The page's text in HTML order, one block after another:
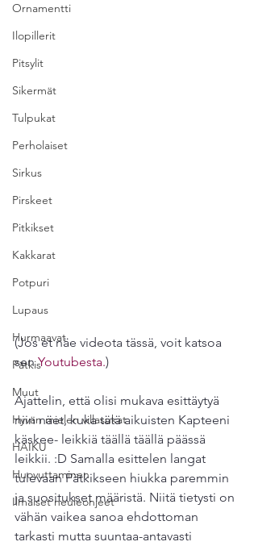
Ornamentti
Ilopillerit
Pitsylit
Sikermät
Tulpukat
Perholaiset
Sirkus
Pirskeet
Pitkikset
Kakkarat
Potpuri
Lupaus
Hurmaavat
Pätkis
Muut
Hyvän mielen villasukat
HAIKU
Huovuttaminen
Ilmaiset neuleohjeet
(Jos et näe videota tässä, voit katsoa
sen Youtubesta.)
Ajattelin, että olisi mukava esittäytyä
niin näet, kuka tätä aikuisten Kapteeni
käskee- leikkiä täällä täällä päässä
leikkii. :D Samalla esittelen langat
tulevaan Pätkikseen hiukka paremmin
ja suositukset määristä. Niitä tietysti on
vähän vaikea sanoa ehdottoman
tarkasti mutta suuntaa-antavasti